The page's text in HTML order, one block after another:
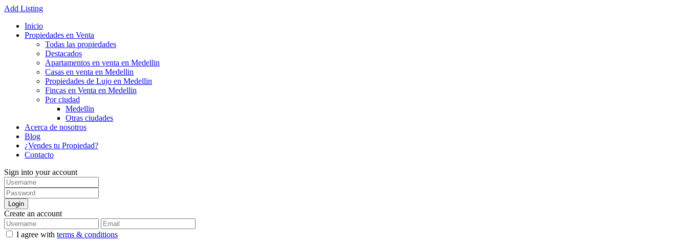
Add Listing
Inicio
Propiedades en Venta
Todas las propiedades
Destacados
Apartamentos en venta en Medellin
Casas en venta en Medellin
Propiedades de Lujo en Medellin
Fincas en Venta en Medellin
Por ciudad
Medellin
Otras ciudades
Acerca de nosotros
Blog
¿Vendes tu Propiedad?
Contacto
Sign into your account
Login
Create an account
I agree with terms & conditions